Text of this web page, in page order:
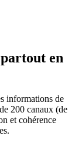
en
informations de
200 canaux (de
et cohérence